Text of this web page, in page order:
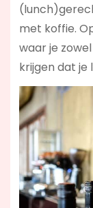
met koffie.
waar je
krijgen dat je